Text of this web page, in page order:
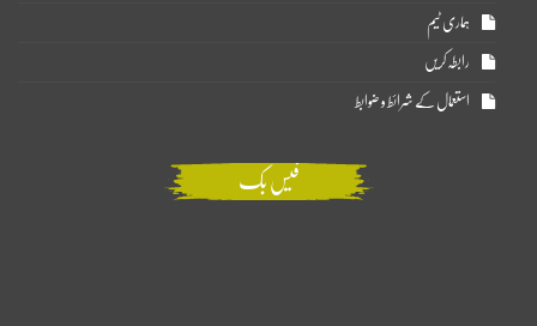
ہماری ٹیم
رابطہ کریں
استعمال کے شرائط و ضوابط
فیس بک